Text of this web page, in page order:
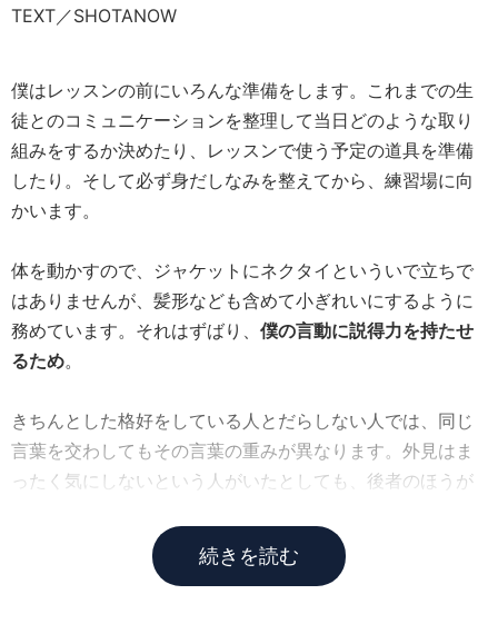
TEXT／SHOTANOW
僕はレッスンの前にいろんな準備をします。これまでの生
徒とのコミュニケーションを整理して当日どのような取り
組みをするか決めたり、レッスンで使う予定の道具を準備
したり。そして必ず身だしなみを整えてから、練習場に向
かいます。
体を動かすので、ジャケットにネクタイといういで立ちで
はありませんが、髪形なども含めて小ぎれいにするように
務めています。それはずばり、 僕の言動に説得力を持たせ
るため。
きちんとした格好をしている人とだらしない人では、同じ
言葉を交わしてもその言葉の重みが異なります。外見はま
ったく気にしないという人がいたとしても、後者のほうが
続きを読む